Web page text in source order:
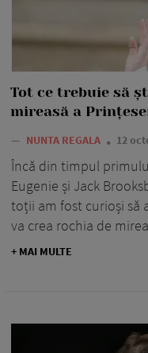
Tot ce trebuie să
mireasă a
— NUNTA REGALA 12
Încă din timpul
Eugenie și Jack
toții am fost curioși să
va crea rochia de
+ MAI MULTE